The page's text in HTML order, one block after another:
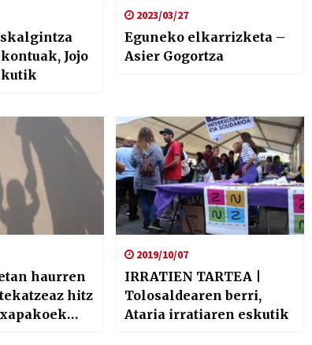
Jojo
2023/03/27
Eguneko elkarrizketa –
Asier Gogortza
haurren
hitz
2019/10/07
IRRATIEN TARTEA |
Tolosaldearen berri,
Ataria irratiaren eskutik